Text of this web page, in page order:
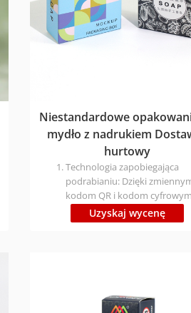
Niestandardowe
mydło z nadrukiem
hurtowy
Technologia zapobiegająca
podrabianiu: Dzięki
kodom QR i kodom cyfrowym
uzyskuje się dokładne
zabezpieczenie przed
wydajność: Przyjęcie
nadających się do recyklingu i
Uzyskaj wycenę